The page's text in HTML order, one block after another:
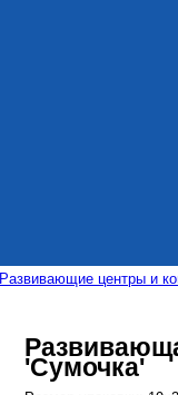
Развивающие центры и
'Сумочка'